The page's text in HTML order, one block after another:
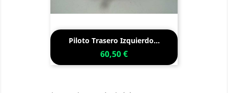
Piloto Trasero Izquierdo...
60,50 €